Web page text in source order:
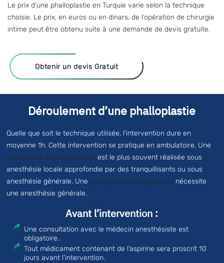
Le prix d’une phalloplastie en Turquie varie selon la technique
choisie. Le prix, en euros ou en dinars, de l’opération de chirurgie
intime peut être obtenu suite à une demande de devis gratuite.
Obtenir un devis Gratuit
Déroulement d’une phalloplastie
Quelle que soit le technique utilisée, l’intervention dure en
moyenne 1h. Cette intervention se pratique en ambulatoire. Une
pénoplastie d’élargissement est le plus souvent réalisée sous
anesthésie locale approfondie par des tranquillisants ou sous
anesthésie générale. Une pénoplastie d’allongement nécessite
une anesthésie générale.
Avant l’intervention :
Une consultation avec le médecin anesthésiste est
obligatoire.
Tout médicament contenant de l’aspirine sera proscrit 10
jours avant l’intervention.